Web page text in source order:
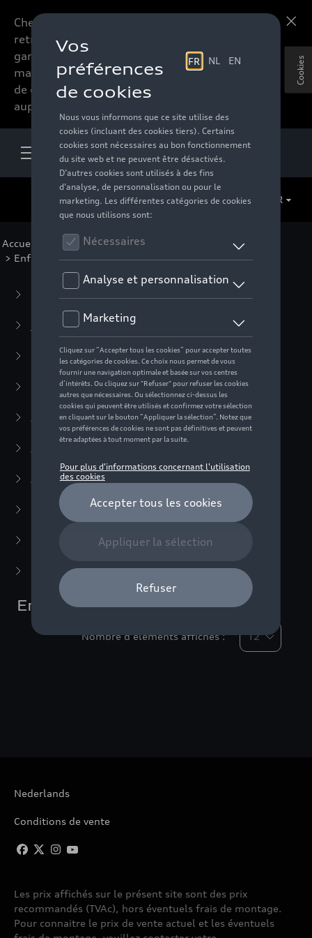
Chers accessoires-lovers,
retrouvez dorénavant toute la
gamme d’accessoires de votre
marque préférée sous forme
de catalogue à commander
auprès de votre distributeur.
FR
Accueil Pour vous >Casual Collection
Vêtements
> Enfants
Business Collection(59)
Casual Collection (57)
Vêtements (22)
Accessoires(35)
Active Collection(30)
Audi Sport Collection
ADUI collection
F1 Collection(76)
(22)
Dernière chance(5)
Enfants
Nombre d'éléments affichés :
Nederlands
Conditions de vente
Les prix affichés sur le présent site sont des prix
recommandés (TVAc), hors éventuels frais de montage.
Pour connaitre le prix de vente actuel et les éventuels
Cookies